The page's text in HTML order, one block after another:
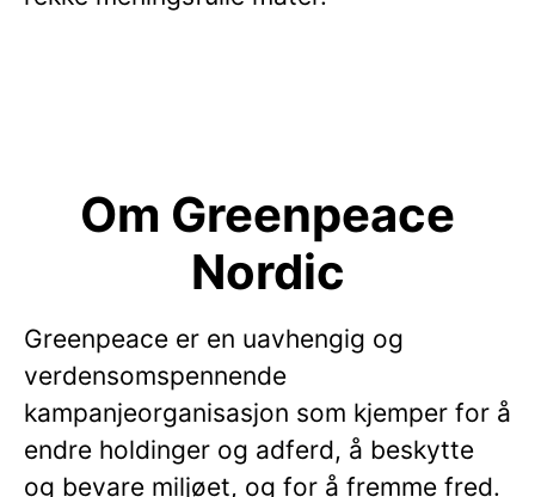
Om Greenpeace
Nordic
Greenpeace er en uavhengig og
verdensomspennende
kampanjeorganisasjon som kjemper for å
endre holdinger og adferd, å beskytte
og bevare miljøet, og for å fremme fred.